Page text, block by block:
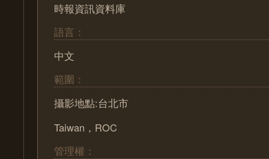
時報資訊資料庫
語言：
中文
範圍：
攝影地點:台北市
Taiwan，ROC
管理權：